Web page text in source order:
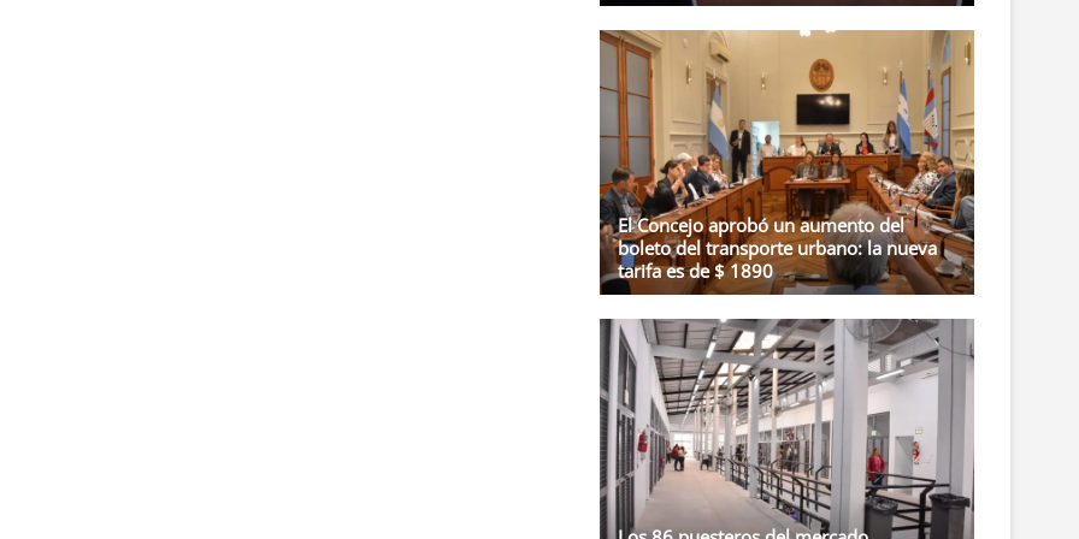
El Concejo aprobó un aumento del
boleto del transporte urbano: la nueva
tarifa es de $ 1890